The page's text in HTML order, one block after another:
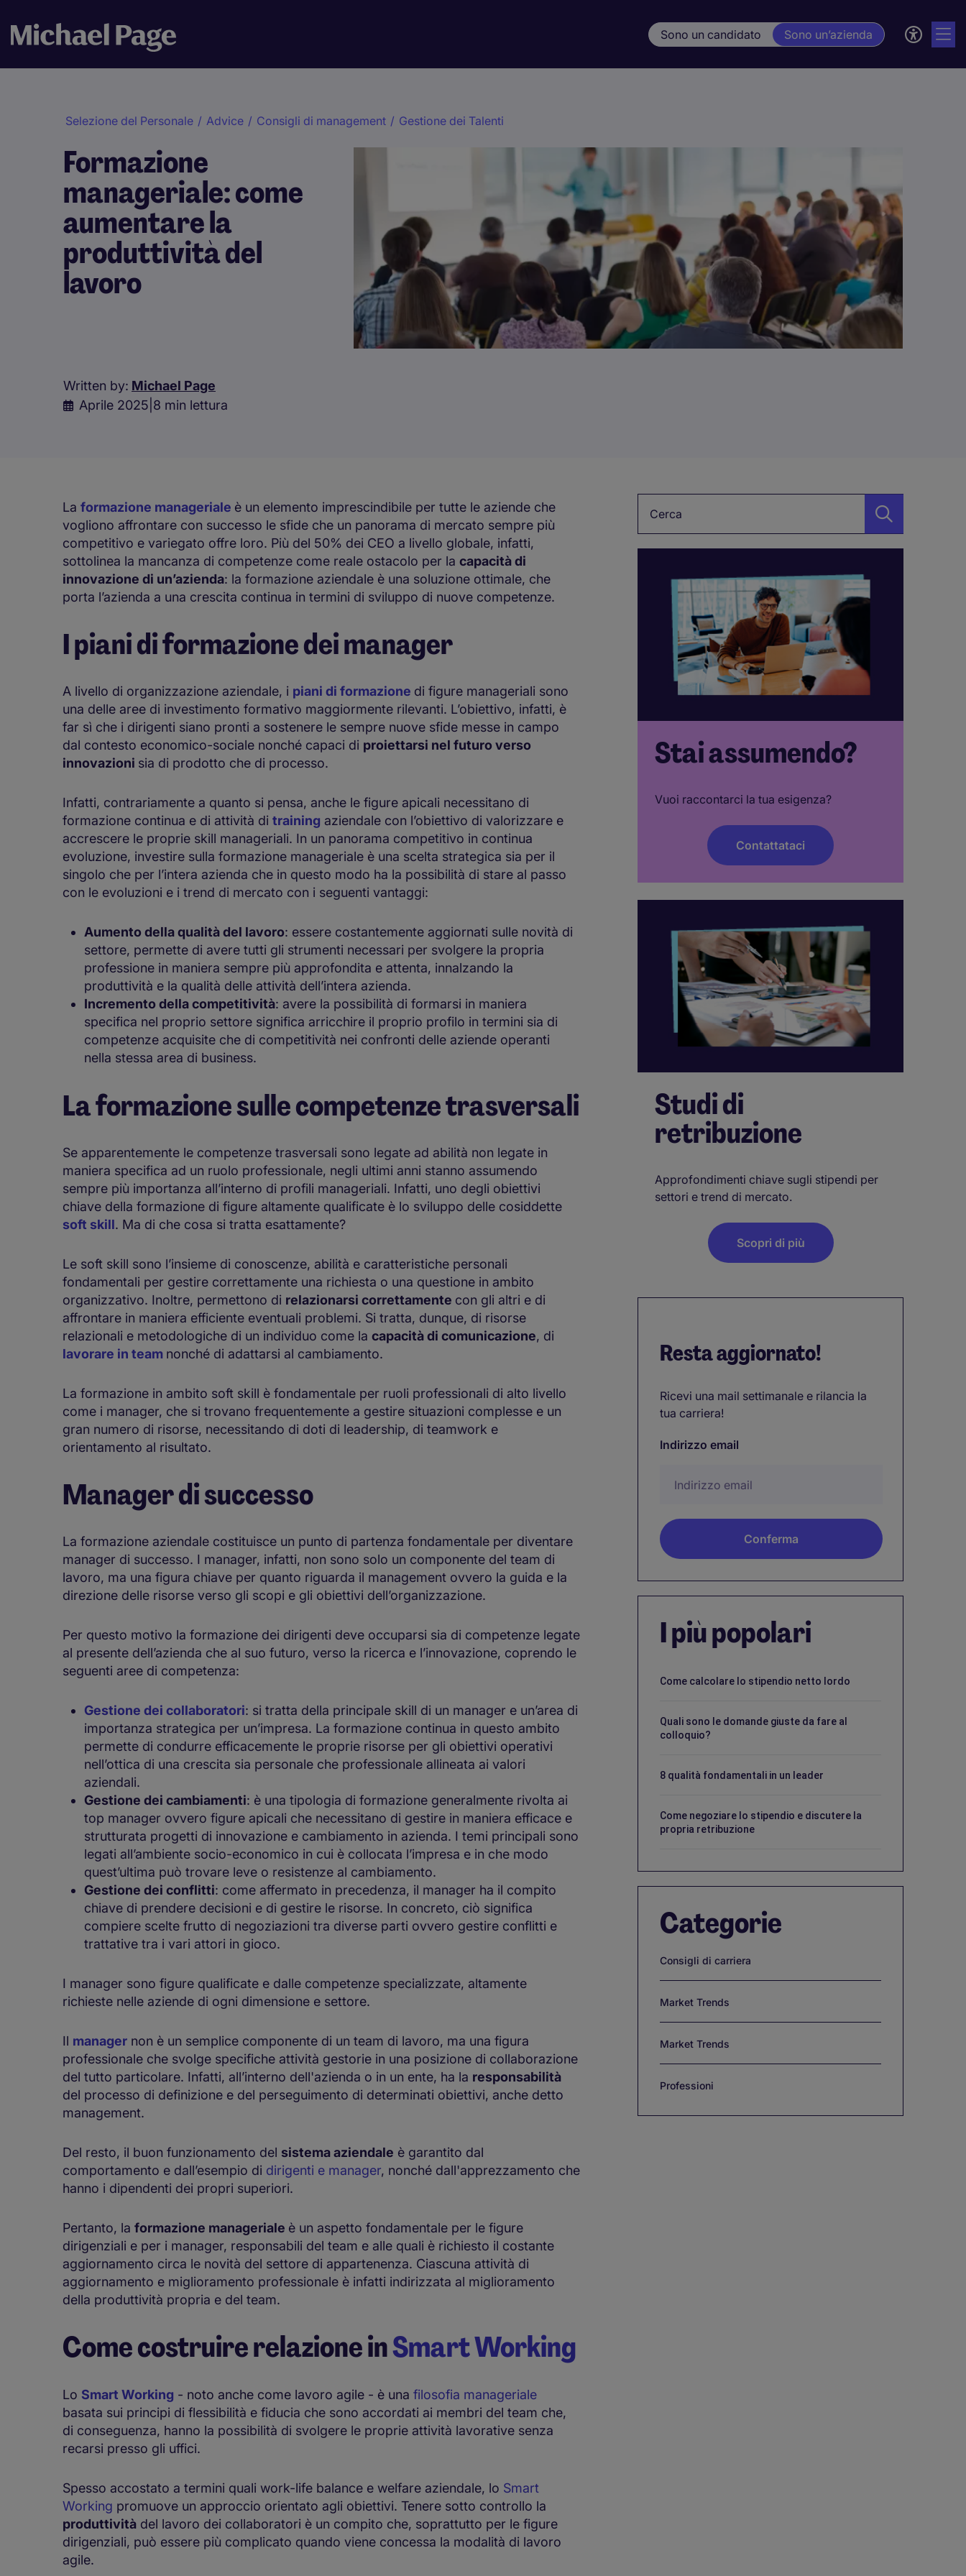
Sono un candidato Sono un’azienda
Selezione del Personale / Advice / Consigli di management / Gestione dei Talenti
Formazione
manageriale: come
aumentare la
produttività del
lavoro
Written by: Michael Page
Aprile 2025 8 min lettura
La formazione manageriale è un elemento imprescindibile per tutte le aziende che
vogliono affrontare con successo le sfide che un panorama di mercato sempre più
competitivo e variegato offre loro. Più del 50% dei CEO a livello globale, infatti,
sottolinea la mancanza di competenze come reale ostacolo per la capacità di
innovazione di un’azienda: la formazione aziendale è una soluzione ottimale, che
porta l’azienda a una crescita continua in termini di sviluppo di nuove competenze.
I piani di formazione dei manager
A livello di organizzazione aziendale, i piani di formazione di figure manageriali sono
una delle aree di investimento formativo maggiormente rilevanti. L’obiettivo, infatti, è
far sì che i dirigenti siano pronti a sostenere le sempre nuove sfide messe in campo
dal contesto economico-sociale nonché capaci di proiettarsi nel futuro verso
innovazioni sia di prodotto che di processo.
Infatti, contrariamente a quanto si pensa, anche le figure apicali necessitano di
formazione continua e di attività di training aziendale con l’obiettivo di valorizzare e
accrescere le proprie skill manageriali. In un panorama competitivo in continua
evoluzione, investire sulla formazione manageriale è una scelta strategica sia per il
singolo che per l’intera azienda che in questo modo ha la possibilità di stare al passo
con le evoluzioni e i trend di mercato con i seguenti vantaggi:
Aumento della qualità del lavoro: essere costantemente aggiornati sulle novità di
settore, permette di avere tutti gli strumenti necessari per svolgere la propria
professione in maniera sempre più approfondita e attenta, innalzando la
produttività e la qualità delle attività dell’intera azienda.
Incremento della competitività: avere la possibilità di formarsi in maniera
specifica nel proprio settore significa arricchire il proprio profilo in termini sia di
competenze acquisite che di competitività nei confronti delle aziende operanti
nella stessa area di business.
La formazione sulle competenze trasversali
Se apparentemente le competenze trasversali sono legate ad abilità non legate in
maniera specifica ad un ruolo professionale, negli ultimi anni stanno assumendo
sempre più importanza all’interno di profili manageriali. Infatti, uno degli obiettivi
chiave della formazione di figure altamente qualificate è lo sviluppo delle cosiddette
soft skill. Ma di che cosa si tratta esattamente?
Le soft skill sono l’insieme di conoscenze, abilità e caratteristiche personali
fondamentali per gestire correttamente una richiesta o una questione in ambito
organizzativo. Inoltre, permettono di relazionarsi correttamente con gli altri e di
affrontare in maniera efficiente eventuali problemi. Si tratta, dunque, di risorse
relazionali e metodologiche di un individuo come la capacità di comunicazione, di
lavorare in team nonché di adattarsi al cambiamento.
La formazione in ambito soft skill è fondamentale per ruoli professionali di alto livello
come i manager, che si trovano frequentemente a gestire situazioni complesse e un
gran numero di risorse, necessitando di doti di leadership, di teamwork e
orientamento al risultato.
Manager di successo
La formazione aziendale costituisce un punto di partenza fondamentale per diventare
manager di successo. I manager, infatti, non sono solo un componente del team di
lavoro, ma una figura chiave per quanto riguarda il management ovvero la guida e la
direzione delle risorse verso gli scopi e gli obiettivi dell’organizzazione.
Per questo motivo la formazione dei dirigenti deve occuparsi sia di competenze legate
al presente dell’azienda che al suo futuro, verso la ricerca e l’innovazione, coprendo le
seguenti aree di competenza:
Gestione dei collaboratori: si tratta della principale skill di un manager e un’area di
importanza strategica per un’impresa. La formazione continua in questo ambito
permette di condurre efficacemente le proprie risorse per gli obiettivi operativi
nell’ottica di una crescita sia personale che professionale allineata ai valori
aziendali.
Gestione dei cambiamenti: è una tipologia di formazione generalmente rivolta ai
top manager ovvero figure apicali che necessitano di gestire in maniera efficace e
strutturata progetti di innovazione e cambiamento in azienda. I temi principali sono
legati all’ambiente socio-economico in cui è collocata l’impresa e in che modo
quest’ultima può trovare leve o resistenze al cambiamento.
Gestione dei conflitti: come affermato in precedenza, il manager ha il compito
chiave di prendere decisioni e di gestire le risorse. In concreto, ciò significa
compiere scelte frutto di negoziazioni tra diverse parti ovvero gestire conflitti e
trattative tra i vari attori in gioco.
I manager sono figure qualificate e dalle competenze specializzate, altamente
richieste nelle aziende di ogni dimensione e settore.
Il manager non è un semplice componente di un team di lavoro, ma una figura
professionale che svolge specifiche attività gestorie in una posizione di collaborazione
del tutto particolare. Infatti, all’interno dell'azienda o in un ente, ha la responsabilità
del processo di definizione e del perseguimento di determinati obiettivi, anche detto
management.
Del resto, il buon funzionamento del sistema aziendale è garantito dal
comportamento e dall’esempio di dirigenti e manager, nonché dall'apprezzamento che
hanno i dipendenti dei propri superiori.
Pertanto, la formazione manageriale è un aspetto fondamentale per le figure
dirigenziali e per i manager, responsabili del team e alle quali è richiesto il costante
aggiornamento circa le novità del settore di appartenenza. Ciascuna attività di
aggiornamento e miglioramento professionale è infatti indirizzata al miglioramento
della produttività propria e del team.
Come costruire relazione inSmart Working
Lo Smart Working - noto anche come lavoro agile - è una filosofia manageriale
basata sui principi di flessibilità e fiducia che sono accordati ai membri del team che,
di conseguenza, hanno la possibilità di svolgere le proprie attività lavorative senza
recarsi presso gli uffici.
Spesso accostato a termini quali work-life balance e welfare aziendale, lo Smart
Working promuove un approccio orientato agli obiettivi. Tenere sotto controllo la
produttività del lavoro dei collaboratori è un compito che, soprattutto per le figure
dirigenziali, può essere più complicato quando viene concessa la modalità di lavoro
agile.
Stai assumendo?
Vuoi raccontarci la tua esigenza?
Contattataci
Studi di
retribuzione
Approfondimenti chiave sugli stipendi per
settori e trend di mercato.
Scopri di più
Resta aggiornato!
Ricevi una mail settimanale e rilancia la
tua carriera!
Indirizzo email
I più popolari
Come calcolare lo stipendio netto lordo
Quali sono le domande giuste da fare al
colloquio?
8 qualità fondamentali in un leader
Come negoziare lo stipendio e discutere la
propria retribuzione
Categorie
Consigli di carriera
Market Trends
Market Trends
Professioni